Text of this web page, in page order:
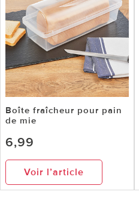
Boîte fraîcheur pour pain
de mie
6,99
Voir l’article